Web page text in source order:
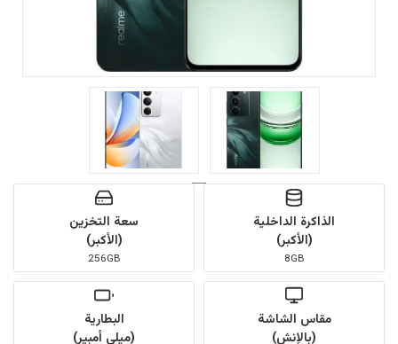
الذاكرة الداخلية
(الأكبر)
8GB
سعة التخزين
(الأكبر)
256GB
مقاس الشاشة
(بالإنش)
البطارية
(ميلي أمبير)